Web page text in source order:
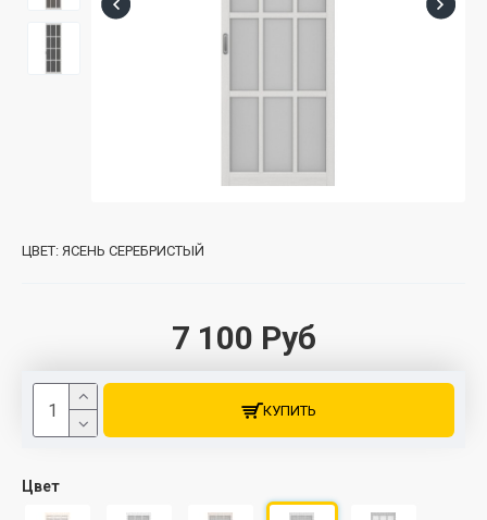
7 100 Руб
ЦВЕТ: ЯСЕНЬ СЕРЕБРИСТЫЙ
Цвет
КУПИТЬ